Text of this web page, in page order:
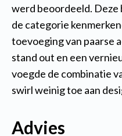
werd beoordeeld.
de categorie
toevoeging van paarse
stand out en een
voegde de combinatie
swirl weinig toe aan
Advies